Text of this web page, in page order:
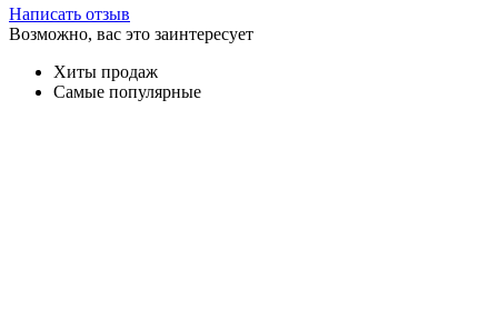
Написать отзыв
Возможно, вас это заинтересует
Хиты продаж
Самые популярные